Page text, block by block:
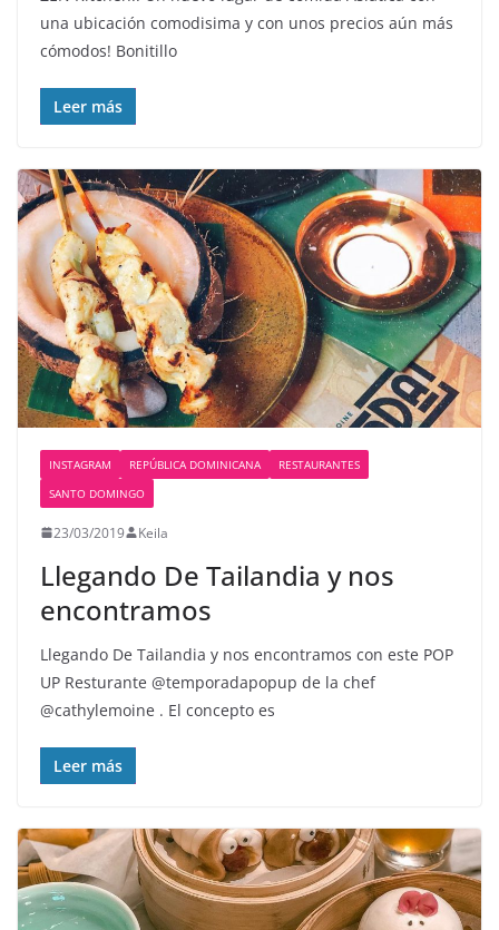
una ubicación comodisima y con unos precios aún más
cómodos! Bonitillo
Leer más
INSTAGRAM REPÚBLICA DOMINICANA
RESTAURANTES
SANTO DOMINGO
23/03/2019 Keila
Llegando De Tailandia y nos
encontramos
Llegando De Tailandia y nos encontramos con este POP
UP Resturante @temporadapopup de la chef
@cathylemoine . El concepto es
Leer más